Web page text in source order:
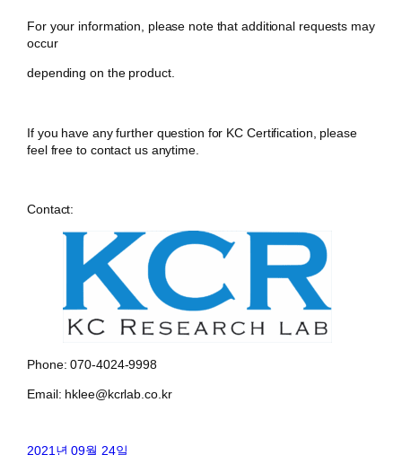
For your information, please note that additional requests may
occur
depending on the product.
If you have any further question for KC Certification, please
feel free to contact us anytime.
Contact:
Phone: 070-4024-9998
Email: hklee@kcrlab.co.kr
2021년 09월 24일